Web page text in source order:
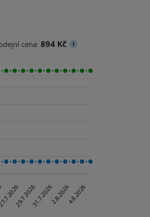
cena: 894 Kč